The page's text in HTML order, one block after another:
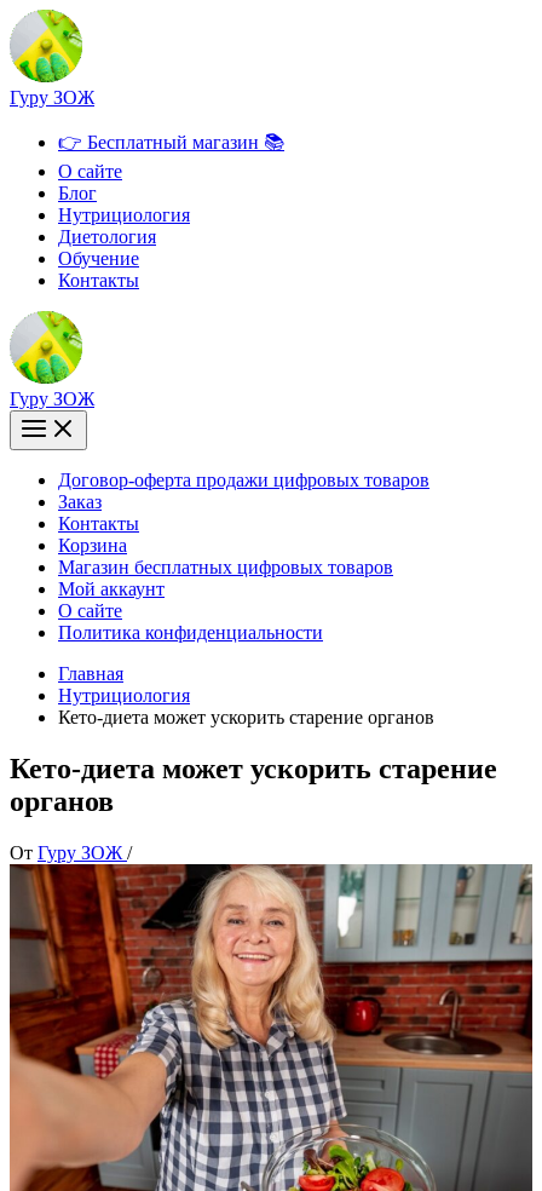
Перейти
к
содержимому
Гуру ЗОЖ
👉 Бесплатный магазин 📚
О сайте
Блог
Нутрициология
Диетология
Обучение
Контакты
Гуру ЗОЖ
Договор-оферта продажи цифровых товаров
Заказ
Контакты
Корзина
Магазин бесплатных цифровых товаров
Мой аккаунт
О сайте
Политика конфиденциальности
Главная
Нутрициология
Кето-диета может ускорить старение органов
Кето-диета может ускорить старение
органов
От Гуру ЗОЖ /